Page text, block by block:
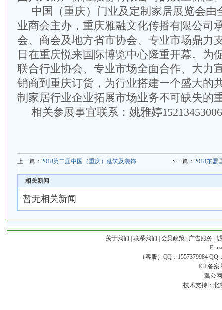
中国（重庆）门业及定制家居展览会由
业商会主办，重庆雅融文化传播有限公司
会、商会及地方省市协会、专业市场鼎力
日在重庆悦来国际博览中心隆重开幕。为
联合行业协会、专业市场全面合作、大力
销商到重庆订货，为行业搭建一个盛大的
制家居行业企业拓展市场业务不可缺失的
相关参展事宜联系：姚雅婷15213453006
上一篇： 2018第二届中国（重庆）建筑及装饰 下一篇： 2018东盟
相关新闻
暂无相关新闻
关于我们 联系我们 会员政策| 广告服务
E-
（客服）QQ：1557379984 QQ
ICP备案
冀公
技术支持： 北